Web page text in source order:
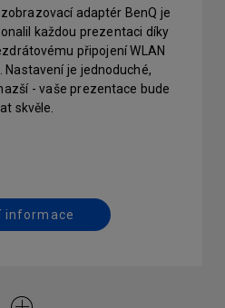
adaptér BenQ je
každou prezentaci díky
připojení WLAN
Nastavení je jednoduché,
- vaše prezentace bude
skvěle.
informace